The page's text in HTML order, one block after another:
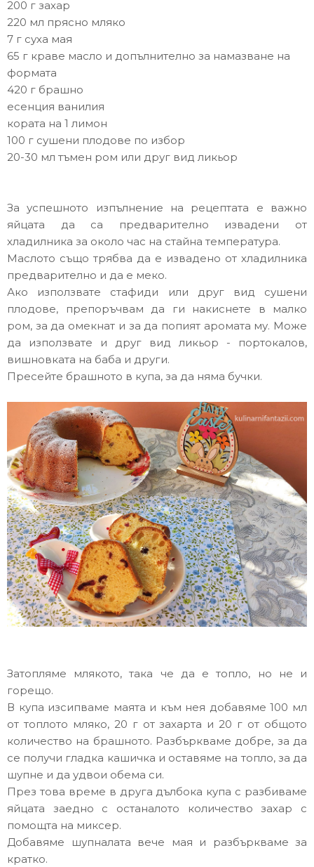
200 г захар
220 мл прясно мляко
7 г суха мая
65 г краве масло и допълнително за намазване на
формата
420 г брашно
есенция ванилия
кората на 1 лимон
100 г сушени плодове по избор
20-30 мл тъмен ром или друг вид ликьор
За успешното изпълнение на рецептата е важно
яйцата да са предварително извадени от
хладилника за около час на стайна температура.
Маслото също трябва да е извадено от хладилника
предварително и да е меко.
Ако използвате стафиди или друг вид сушени
плодове, препоръчвам да ги накиснете в малко
ром, за да омекнат и за да попият аромата му. Може
да използвате и друг вид ликьор - портокалов,
вишновката на баба и други.
Пресейте брашното в купа, за да няма бучки.
Затопляме млякото, така че да е топло, но не и
горещо.
В купа изсипваме маята и към нея добавяме 100 мл
от топлото мляко, 20 г от захарта и 20 г от общото
количество на брашното. Разбъркваме добре, за да
се получи гладка кашичка и оставяме на топло, за да
шупне и да удвои обема си.
През това време в друга дълбока купа с разбиваме
яйцата заедно с останалото количество захар с
помощта на миксер.
Добавяме шупналата вече мая и разбъркваме за
кратко.